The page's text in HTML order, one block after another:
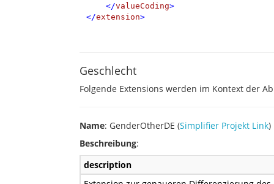
</valueCoding>
</extension>
Geschlecht
Folgende Extensions werden im Kontext der
Name: GenderOtherDE (Simplifier Projekt Link)
Beschreibung:
description